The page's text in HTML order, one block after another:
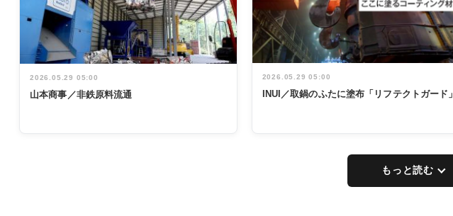
2026.05.29 05:00
山本商事／非鉄原料流通
2026.05.29 05:00
INUI／取鍋のふたに塗布「リフテクトガード」
もっと読む